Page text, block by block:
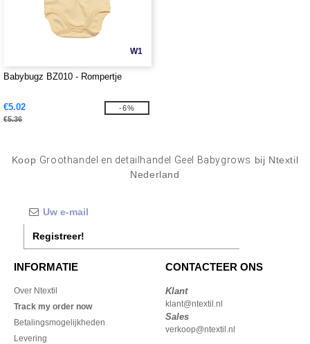
W1
Babybugz BZ010 - Rompertje
€5.02
€5.36
-6%
Koop Groothandel en detailhandel Geel Babygrows bij Ntextil
Nederland
Registreer!
INFORMATIE
Over Ntextil
Track my order now
Betalingsmogelijkheden
Levering
CONTACTEER ONS
Klant
klant@ntextil.nl
Sales
verkoop@ntextil.nl